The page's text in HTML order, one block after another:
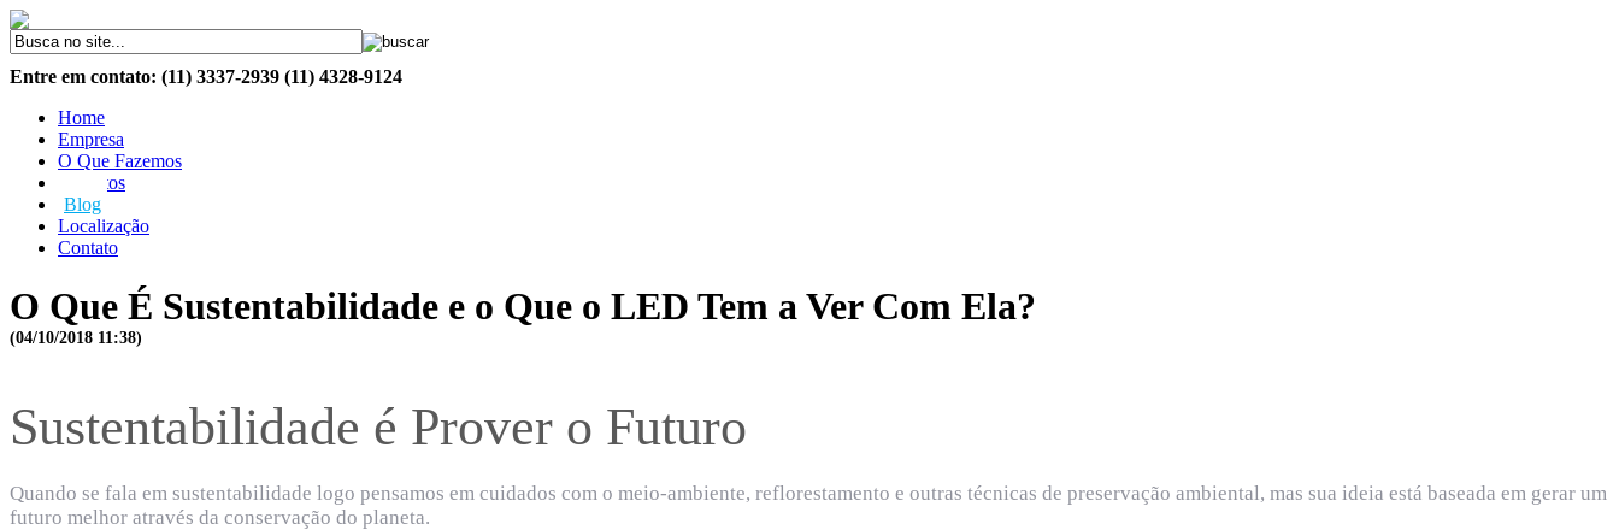
Entre em contato: (11) 3337-2939 (11) 4328-9124
Home
Empresa
O Que Fazemos
Produtos
Blog
Localização
Contato
O Que É Sustentabilidade e o Que o LED Tem a Ver Com Ela?
(04/10/2018 11:38)
Sustentabilidade é Prover o Futuro
Quando se fala em sustentabilidade logo pensamos em cuidados com o meio-ambiente, reflorestamento e outras técnicas de preservação ambiental, mas sua ideia está baseada em gerar um
futuro melhor através da conservação do planeta.